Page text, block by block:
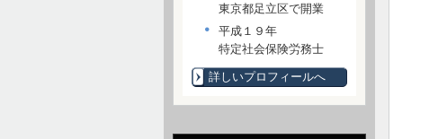
東京都足立区で開業
平成１９年
特定社会保険労務士
詳しいプロフィールへ